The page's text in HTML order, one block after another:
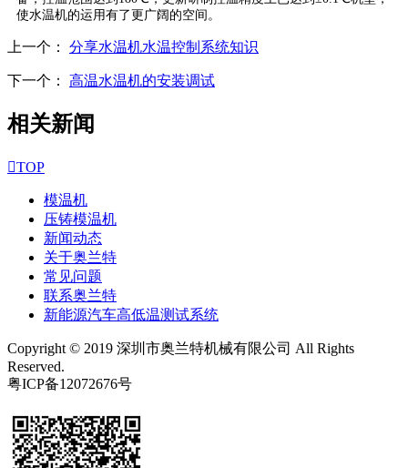
使水温机的运用有了更广阔的空间。
上一个： 分享水温机水温控制系统知识
下一个： 高温水温机的安装调试
相关新闻
TOP
模温机
压铸模温机
新闻动态
关于奥兰特
常见问题
联系奥兰特
新能源汽车高低温测试系统
Copyright © 2019 深圳市奥兰特机械有限公司 All Rights
Reserved.
粤ICP备12072676号